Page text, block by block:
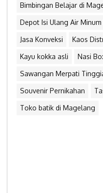
Bimbingan Belajar di
Depot Isi Ulang Air
Jasa Konveksi Kaos
Kayu kokka asli Nasi
Sawangan Merpati
Souvenir Pernikahan
Toko batik di Magelang